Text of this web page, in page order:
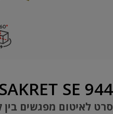
SE 944
סרט לאיטום מפגשים בין